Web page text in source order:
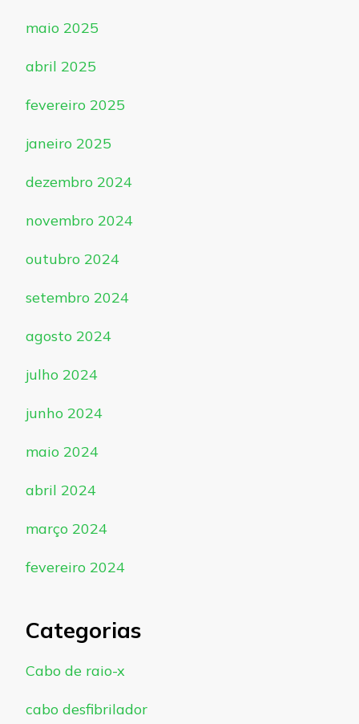
maio 2025
abril 2025
fevereiro 2025
janeiro 2025
dezembro 2024
novembro 2024
outubro 2024
setembro 2024
agosto 2024
julho 2024
junho 2024
maio 2024
abril 2024
março 2024
fevereiro 2024
Categorias
Cabo de raio-x
cabo desfibrilador